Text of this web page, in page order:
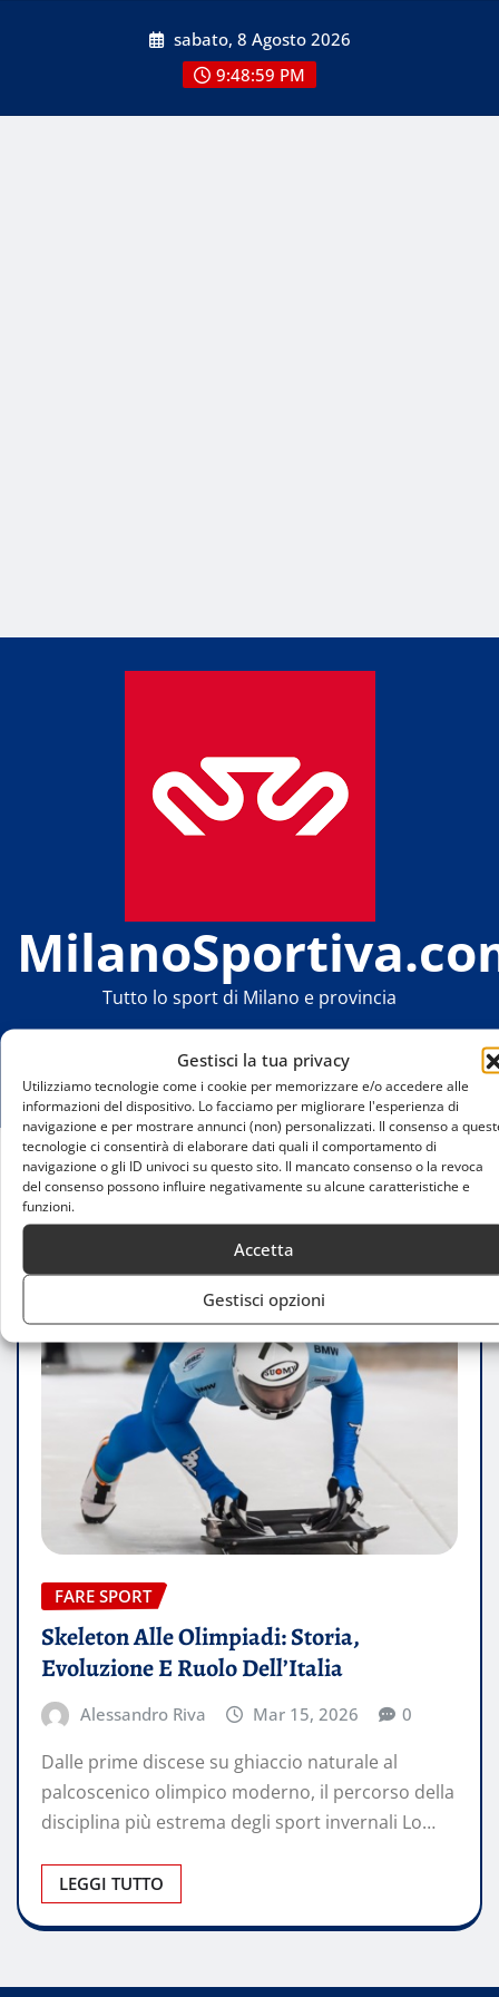
Gestisci la tua privacy
Utilizziamo tecnologie come i cookie per memorizzare e/o accedere alle
informazioni del dispositivo. Lo facciamo per migliorare l'esperienza di
navigazione e per mostrare annunci (non) personalizzati. Il consenso a
tecnologie ci consentirà di elaborare dati quali il comportamento di
navigazione o gli ID univoci su questo sito. Il mancato consenso o la revoca
del consenso possono influire negativamente su alcune caratteristiche e
funzioni.
Accetta
Gestisci opzioni
sabato, 8 Agosto 2026
9:48:59 PM
Tutto lo sport di Milano e provincia
Home
Skeleton Alle Olimpiadi: Storia, Evoluzione E Ruolo
Dell’Italia
FARE SPORT
Skeleton Alle Olimpiadi: Storia,
Evoluzione E Ruolo Dell’Italia
Alessandro Riva Mar 15, 2026 0
Dalle prime discese su ghiaccio naturale al
palcoscenico olimpico moderno, il percorso della
disciplina più estrema degli sport invernali Lo…
LEGGI TUTTO